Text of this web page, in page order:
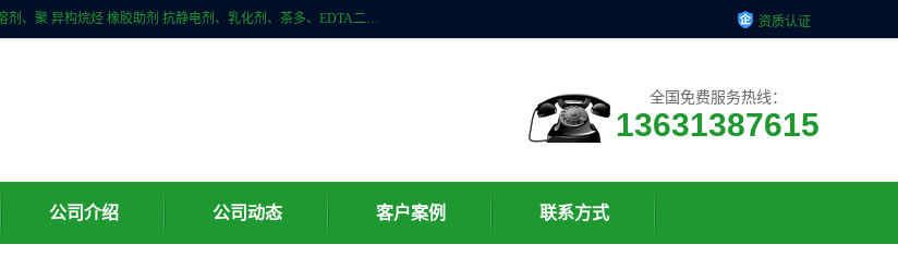
广州科珑化工有限公司位于广州增城区新塘镇，广州科珑化工有限公司是一家香精增溶剂、聚 异构烷烃 橡胶助剂 抗静电剂、乳化剂、茶多、EDTA二、清洗水等产品的经销批发。公司实力雄厚，重信用、守合同、保证产品质量，以多品种经营特色和薄利多销的原则，赢得了广大客户的信任。 资质认证
全国免费服务热线：
13631387615
公司介绍 公司动态 客户案例 联系方式